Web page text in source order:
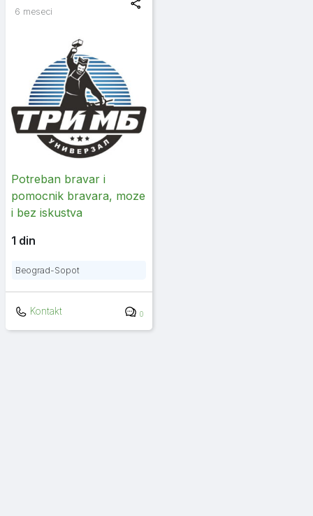
6 meseci
Potreban bravar i
pomocnik bravara, moze
i bez iskustva
1 din
Beograd-Sopot
Kontakt 0